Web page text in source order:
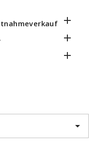



